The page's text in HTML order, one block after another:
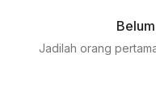
Jadilah orang